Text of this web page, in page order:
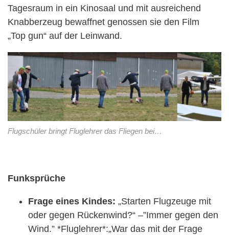
Tagesraum in ein Kinosaal und mit ausreichend
Knabberzeug bewaffnet genossen sie den Film
„Top gun“ auf der Leinwand.
Flugschüler bringt Fluglehrer das Fliegen bei…
Funksprüche
Frage eines Kindes: „Starten Flugzeuge mit
oder gegen Rückenwind?“ –”Immer gegen den
Wind.” *Fluglehrer*:„War das mit der Frage